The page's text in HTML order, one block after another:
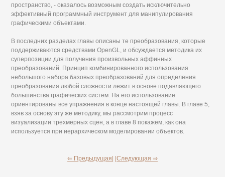
пространство, - оказалось возможным создать исключительно
эффективный программный инструмент для манипулирования
графическими объектами.
В последних разделах главы описаны те преобразования, которые
поддерживаются средствами OpenGL, и обсуждается методика их
суперпозиции для получения произвольных аффинных
преобразований. Принцип комбинированного использования
небольшого набора базовых преобразований для определения
преобразования любой сложности лежит в основе подавляющего
большинства графических систем. На его использование
ориентированы все упражнения в конце настоящей главы. В главе 5,
взяв за основу эту же методику, мы рассмотрим процесс
визуализации трехмерных сцен, а в главе 8 покажем, как она
используется при иерархическом моделировании объектов.
⇐ Предыдущая| |Следующая ⇒